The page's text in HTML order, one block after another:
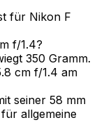
für Nikon F
f/1.4?
350 Gramm.
cm f/1.4 am
seiner 58 mm
allgemeine